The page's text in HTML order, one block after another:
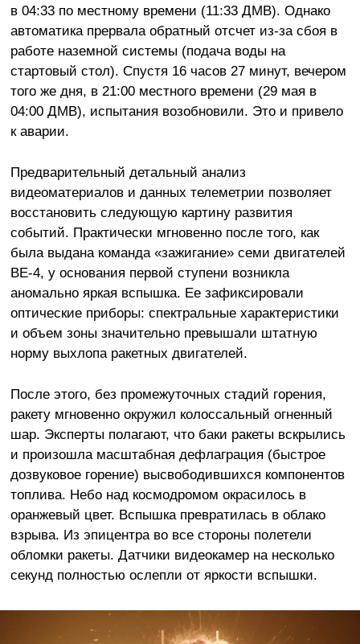
в 04:33 по местному времени (11:33 ДМВ). Однако
автоматика прервала обратный отсчет из-за сбоя в
работе наземной системы (подача воды на
стартовый стол). Спустя 16 часов 27 минут, вечером
того же дня, в 21:00 местного времени (29 мая в
04:00 ДМВ), испытания возобновили. Это и привело
к аварии.
Предварительный детальный анализ
видеоматериалов и данных телеметрии позволяет
восстановить следующую картину развития
событий. Практически мгновенно после того, как
была выдана команда «зажигание» семи двигателей
BE-4, у основания первой ступени возникла
аномально яркая вспышка. Ее зафиксировали
оптические приборы: спектральные характеристики
и объем зоны значительно превышали штатную
норму выхлопа ракетных двигателей.
После этого, без промежуточных стадий горения,
ракету мгновенно окружил колоссальный огненный
шар. Эксперты полагают, что баки ракеты вскрылись
и произошла масштабная дефлаграция (быстрое
дозвуковое горение) высвободившихся компонентов
топлива. Небо над космодромом окрасилось в
оранжевый цвет. Вспышка превратилась в облако
взрыва. Из эпицентра во все стороны полетели
обломки ракеты. Датчики видеокамер на несколько
секунд полностью ослепли от яркости вспышки.